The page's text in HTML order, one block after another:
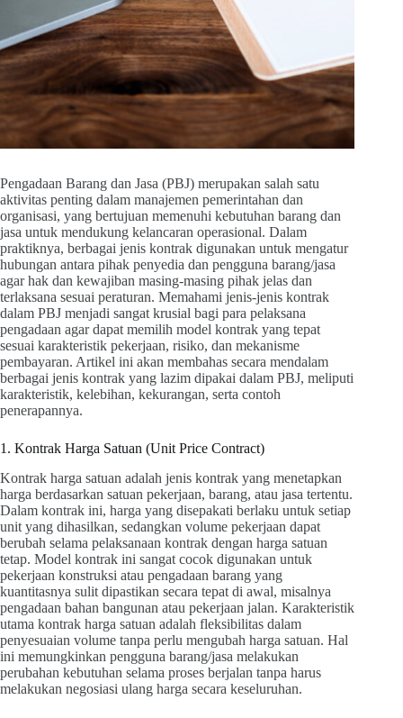
Pengadaan Barang dan Jasa (PBJ) merupakan salah satu
aktivitas penting dalam manajemen pemerintahan dan
organisasi, yang bertujuan memenuhi kebutuhan barang dan
jasa untuk mendukung kelancaran operasional. Dalam
praktiknya, berbagai jenis kontrak digunakan untuk mengatur
hubungan antara pihak penyedia dan pengguna barang/jasa
agar hak dan kewajiban masing-masing pihak jelas dan
terlaksana sesuai peraturan. Memahami jenis-jenis kontrak
dalam PBJ menjadi sangat krusial bagi para pelaksana
pengadaan agar dapat memilih model kontrak yang tepat
sesuai karakteristik pekerjaan, risiko, dan mekanisme
pembayaran. Artikel ini akan membahas secara mendalam
berbagai jenis kontrak yang lazim dipakai dalam PBJ, meliputi
karakteristik, kelebihan, kekurangan, serta contoh
penerapannya.
1. Kontrak Harga Satuan (Unit Price Contract)
Kontrak harga satuan adalah jenis kontrak yang menetapkan
harga berdasarkan satuan pekerjaan, barang, atau jasa tertentu.
Dalam kontrak ini, harga yang disepakati berlaku untuk setiap
unit yang dihasilkan, sedangkan volume pekerjaan dapat
berubah selama pelaksanaan kontrak dengan harga satuan
tetap. Model kontrak ini sangat cocok digunakan untuk
pekerjaan konstruksi atau pengadaan barang yang
kuantitasnya sulit dipastikan secara tepat di awal, misalnya
pengadaan bahan bangunan atau pekerjaan jalan. Karakteristik
utama kontrak harga satuan adalah fleksibilitas dalam
penyesuaian volume tanpa perlu mengubah harga satuan. Hal
ini memungkinkan pengguna barang/jasa melakukan
perubahan kebutuhan selama proses berjalan tanpa harus
melakukan negosiasi ulang harga secara keseluruhan.